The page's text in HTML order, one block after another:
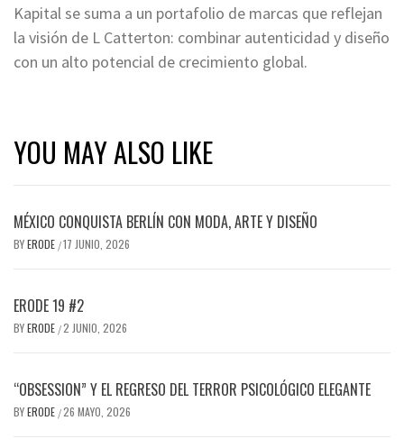
Kapital se suma a un portafolio de marcas que reflejan
la visión de L Catterton: combinar autenticidad y diseño
con un alto potencial de crecimiento global.
YOU MAY ALSO LIKE
MÉXICO CONQUISTA BERLÍN CON MODA, ARTE Y DISEÑO
BYERODE /17 JUNIO, 2026
ERODE 19 #2
BYERODE /2 JUNIO, 2026
“OBSESSION” Y EL REGRESO DEL TERROR PSICOLÓGICO ELEGANTE
BYERODE /26 MAYO, 2026